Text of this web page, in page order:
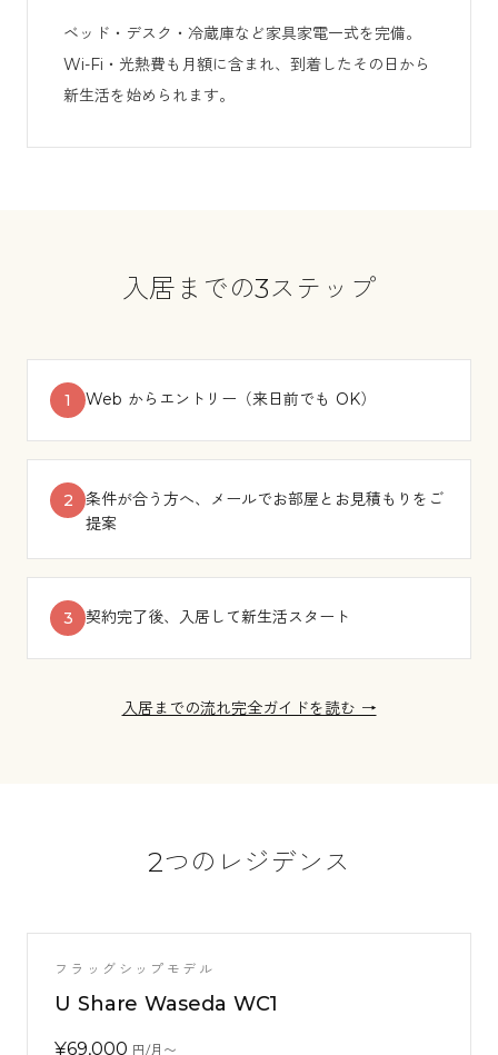
ベッド・デスク・冷蔵庫など家具家電一式を完備。
Wi-Fi・光熱費も月額に含まれ、到着したその日から
新生活を始められます。
入居までの3ステップ
1 Web からエントリー（来日前でも OK）
2
条件が合う方へ、メールでお部屋とお見積もりをご
提案
3 契約完了後、入居して新生活スタート
入居までの流れ完全ガイドを読む →
2つのレジデンス
フラッグシップモデル
U Share Waseda WC1
¥69,000 円/月〜